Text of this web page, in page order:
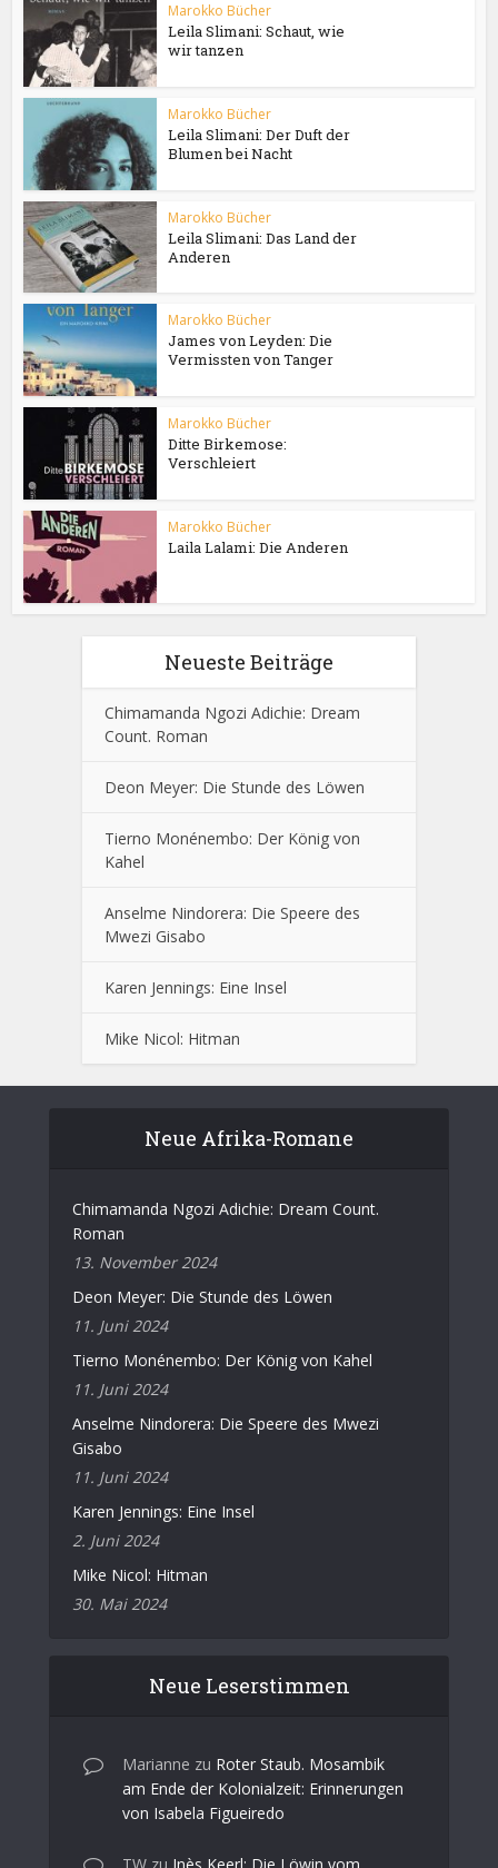
Marokko Bücher
Leila Slimani: Schaut, wie
wir tanzen
Marokko Bücher
Leila Slimani: Der Duft der
Blumen bei Nacht
Marokko Bücher
Leila Slimani: Das Land der
Anderen
Marokko Bücher
James von Leyden: Die
Vermissten von Tanger
Marokko Bücher
Ditte Birkemose:
Verschleiert
Marokko Bücher
Laila Lalami: Die Anderen
Neueste Beiträge
Chimamanda Ngozi Adichie: Dream
Count. Roman
Deon Meyer: Die Stunde des Löwen
Tierno Monénembo: Der König von
Kahel
Anselme Nindorera: Die Speere des
Mwezi Gisabo
Karen Jennings: Eine Insel
Mike Nicol: Hitman
Neue Afrika-Romane
Chimamanda Ngozi Adichie: Dream Count.
Roman
13. November 2024
Deon Meyer: Die Stunde des Löwen
11. Juni 2024
Tierno Monénembo: Der König von Kahel
11. Juni 2024
Anselme Nindorera: Die Speere des Mwezi
Gisabo
11. Juni 2024
Karen Jennings: Eine Insel
2. Juni 2024
Mike Nicol: Hitman
30. Mai 2024
Neue Leserstimmen
Marianne zu Roter Staub. Mosambik
am Ende der Kolonialzeit: Erinnerungen
von Isabela Figueiredo
TW zu Inès Keerl: Die Löwin vom